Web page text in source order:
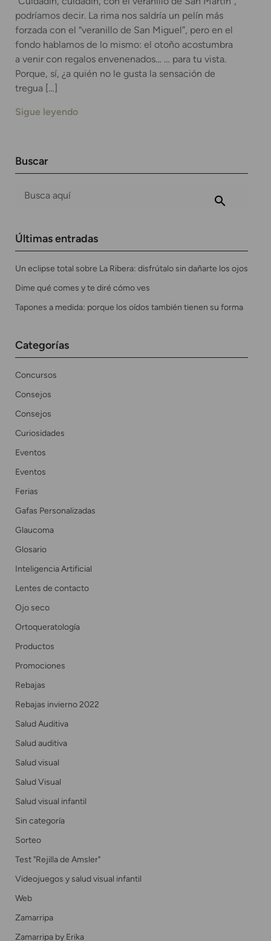
podríamos decir. La rima nos saldría un pelín más
forzada con el “veranillo de San Miguel”, pero en el
fondo hablamos de lo mismo: el otoño acostumbra
a venir con regalos envenenados… … para tu vista.
Porque, sí, ¿a quién no le gusta la sensación de
tregua […]
Sigue leyendo
Buscar
Últimas entradas
Un eclipse total sobre La Ribera: disfrútalo sin dañarte los ojos
Dime qué comes y te diré cómo ves
Tapones a medida: porque los oídos también tienen su forma
Categorías
Concursos
Consejos
Consejos
Curiosidades
Eventos
Eventos
Ferias
Gafas Personalizadas
Glaucoma
Glosario
Inteligencia Artificial
Lentes de contacto
Ojo seco
Ortoqueratología
Productos
Promociones
Rebajas
Rebajas invierno 2022
Salud Auditiva
Salud auditiva
Salud visual
Salud Visual
Salud visual infantil
Sin categoría
Sorteo
Test "Rejilla de Amsler"
Videojuegos y salud visual infantil
Web
Zamarripa
Zamarripa by Erika